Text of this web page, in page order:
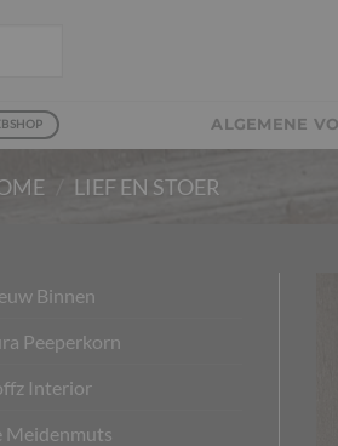
ALGEMENE
/ LIEF EN STOER
Binnen
Peeperkorn
Interior
Meidenmuts